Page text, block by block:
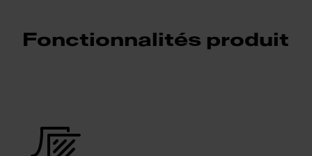
Fonctionnalités produit